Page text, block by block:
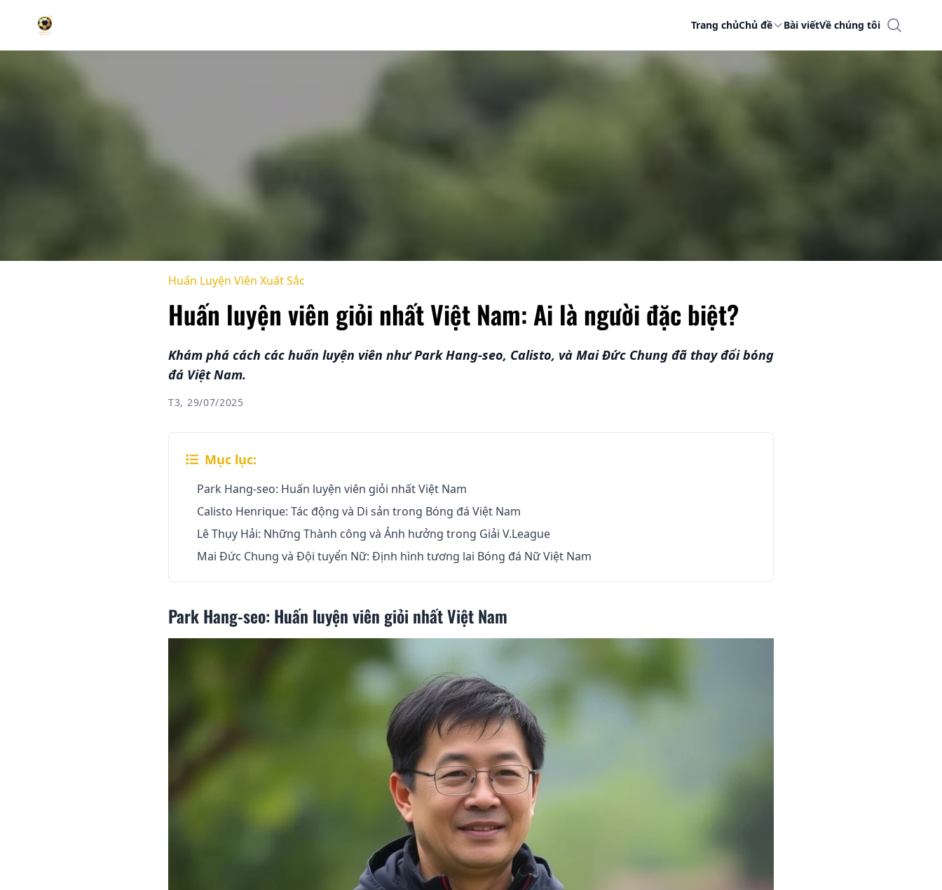
Trang chủChủ đề Bài viếtVề chúng tôi
Huấn Luyện Viên Xuất Sắc
Huấn luyện viên giỏi nhất Việt Nam: Ai là người đặc biệt?
Khám phá cách các huấn luyện viên như Park Hang-seo, Calisto, và Mai Đức Chung đã thay đổi bóng
đá Việt Nam.
T3, 29/07/2025
Mục lục:
Park Hang-seo: Huấn luyện viên giỏi nhất Việt Nam
Calisto Henrique: Tác động và Di sản trong Bóng đá Việt Nam
Lê Thụy Hải: Những Thành công và Ảnh hưởng trong Giải V.League
Mai Đức Chung và Đội tuyển Nữ: Định hình tương lai Bóng đá Nữ Việt Nam
Park Hang-seo: Huấn luyện viên giỏi nhất Việt Nam